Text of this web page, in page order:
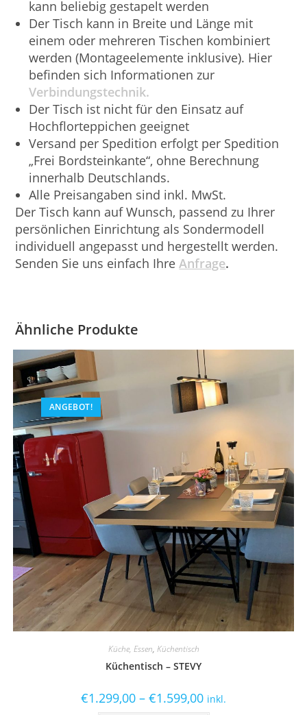
kann beliebig gestapelt werden
Der Tisch kann in Breite und Länge mit
einem oder mehreren Tischen kombiniert
werden (Montageelemente inklusive). Hier
befinden sich Informationen zur
Verbindungstechnik.
Der Tisch ist nicht für den Einsatz auf
Hochflorteppichen geeignet
Versand per Spedition erfolgt per Spedition
„Frei Bordsteinkante“, ohne Berechnung
innerhalb Deutschlands.
Alle Preisangaben sind inkl. MwSt.
Der Tisch kann auf Wunsch, passend zu Ihrer
persönlichen Einrichtung als Sondermodell
individuell angepasst und hergestellt werden.
Senden Sie uns einfach IhreAnfrage.
Ähnliche Produkte
ANGEBOT!
Küche, Essen, Küchentisch
Küchentisch – STEVY
€1.299,00 – €1.599,00 inkl.